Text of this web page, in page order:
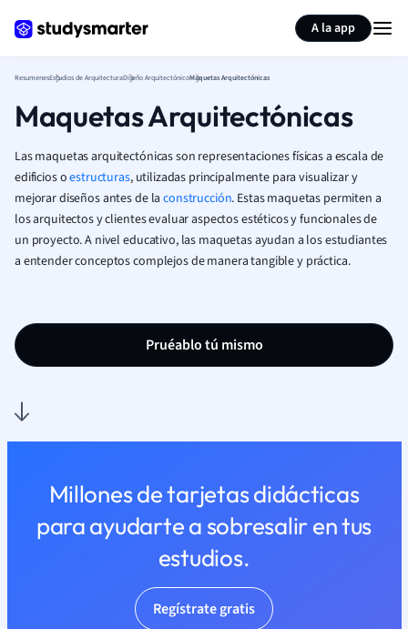
A la app
ResumenesEstudios de ArquitecturaDiseño ArquitectónicoMaquetas Arquitectónicas
Maquetas Arquitectónicas
Las maquetas arquitectónicas son representaciones físicas a escala de
edificios oestructuras, utilizadas principalmente para visualizar y
mejorar diseños antes de laconstrucción. Estas maquetas permiten a
los arquitectos y clientes evaluar aspectos estéticos y funcionales de
un proyecto. A nivel educativo, las maquetas ayudan a los estudiantes
a entender conceptos complejos de manera tangible y práctica.
Pruéablo tú mismo
Millones de tarjetas didácticas
para ayudarte a sobresalir en tus
estudios.
Regístrate gratis
Resumir página